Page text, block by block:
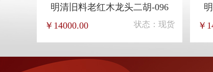
明清旧料老红木龙头二胡-096
￥14000.00
状态：现货
￥